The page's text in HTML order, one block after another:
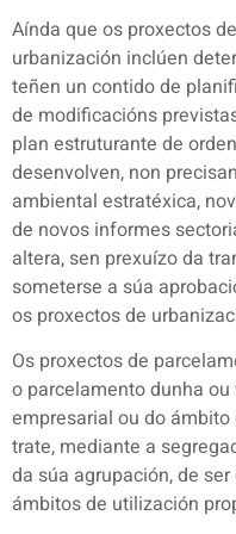
Aínda que os proxectos
urbanización inclúen
teñen un contido de
de modificacións
plan estruturante de
desenvolven, non
ambiental estratéxica,
de novos informes
altera, sen prexuízo da
someterse a súa
os proxectos de
Os proxectos de
o parcelamento dunha
empresarial ou do
trate, mediante a
da súa agrupación, de
ámbitos de utilización